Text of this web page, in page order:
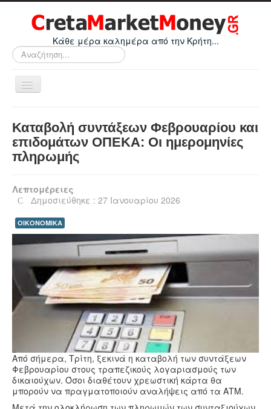
Κάθε μέρα καλημέρα από την Κρήτη...
Αναζήτηση...
Εναλλαγή
πλοήγησης
Οικονομικά
Κρήτη
Ε.Ε.
Κόσμος
Απόψεις
Τεχνολογία
Υγεία
Πολιτισμός
Αθλητικά
Συνταγές
Καταβολή συντάξεων Φεβρουαρίου και
επιδομάτων ΟΠΕΚΑ: Οι ημερομηνίες
πληρωμής
Λεπτομέρειες
Δημοσιεύθηκε : 27 Ιανουαρίου 2026
ΟΙΚΟΝΟΜΙΚΑ
Από σήμερα, Τρίτη, ξεκινά η καταβολή των συντάξεων
Φεβρουαρίου στους τραπεζικούς λογαριασμούς των
δικαιούχων. Όσοι διαθέτουν χρεωστική κάρτα θα
μπορούν να πραγματοποιούν αναλήψεις από τα ΑΤΜ.